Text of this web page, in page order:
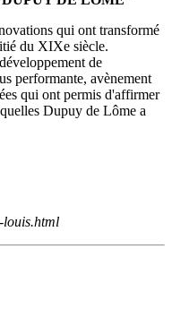
qui ont transformé
du XIXe siècle.
de
performante, avènement
qui ont permis d'affirmer
Dupuy de Lôme a
louis.html